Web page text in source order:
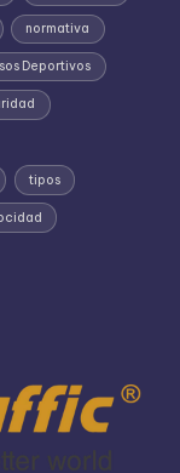
normativa
Deportivos
tipos